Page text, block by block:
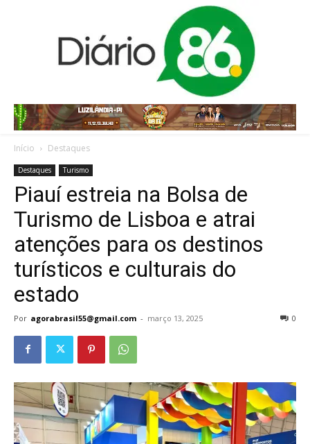
Início Destaques
Destaques Turismo
Piauí estreia na Bolsa de
Turismo de Lisboa e atrai
atenções para os destinos
turísticos e culturais do
estado
Por agorabrasil55@gmail.com - março 13, 2025 0